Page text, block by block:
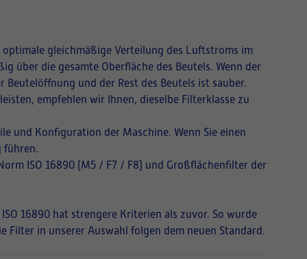
gleichmäßige Verteilung des Luftstroms im
über die gesamte Oberfläche des Beutels. Wenn der
und der Rest des Beutels ist sauber.
empfehlen wir Ihnen, dieselbe Filterklasse zu
und Konfiguration der Maschine. Wenn Sie einen
führen.
ISO 16890 (M5 / F7 / F8) und Großflächenfilter der
16890 hat strengere Kriterien als zuvor. So wurde
Filter in unserer Auswahl folgen dem neuen Standard.